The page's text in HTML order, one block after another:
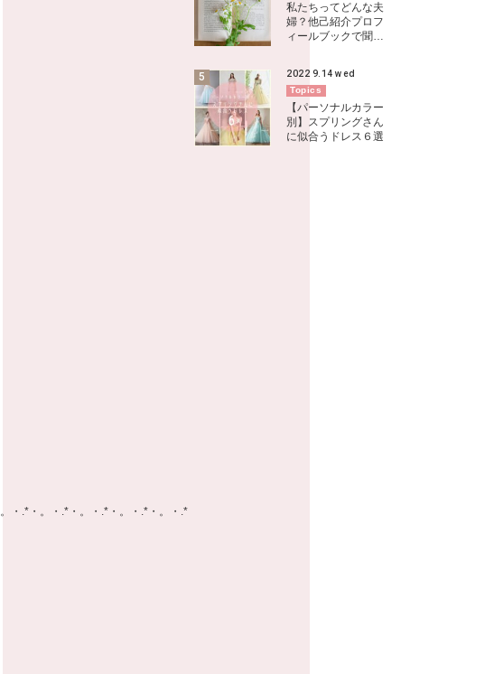
・.*・。・.*・。・.*・。・.*・。・.*
私たちってどんな夫
婦？他己紹介プロフ
ィールブックで聞…
2022 9.14 wed
Topics
【パーソナルカラー
別】スプリングさん
に似合うドレス６選